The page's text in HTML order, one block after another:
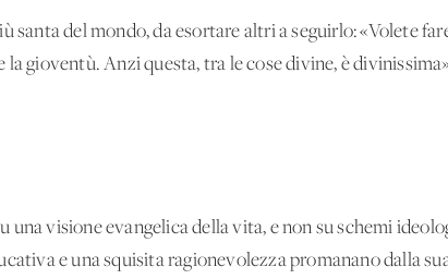
santa del mondo, da esortare altri a seguirlo: «Volete
la gioventù. Anzi questa, tra le cose divine, è
visione evangelica della vita, e non su schemi
e una squisita ragionevolezza promanano dalla